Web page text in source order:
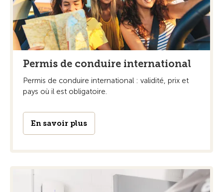
Permis de conduire international
Permis de conduire international : validité, prix et
pays où il est obligatoire.
En savoir plus